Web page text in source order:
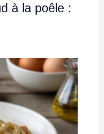
à la poêle :